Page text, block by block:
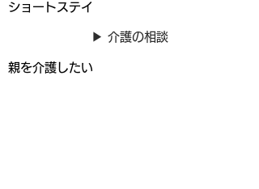
ショートステイ
▶ 介護の相談
親を介護したい